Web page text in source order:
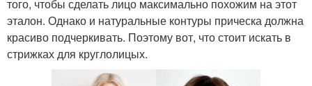
того, чтобы сделать лицо максимально похожим на этот
эталон. Однако и натуральные контуры прическа должна
красиво подчеркивать. Поэтому вот, что стоит искать в
стрижках для круглолицых.